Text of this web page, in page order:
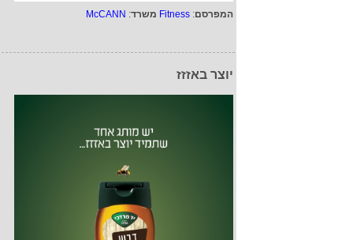
המפרסם:
Fitness משרד:
McCANN
יוצר באזזז